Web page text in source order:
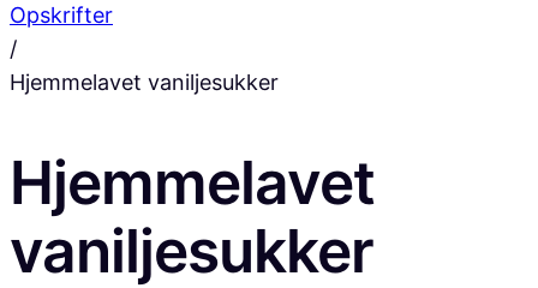
Opskrifter
/
Hjemmelavet vaniljesukker
Hjemmelavet
vaniljesukker